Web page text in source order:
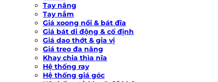
Tay nâng
Tay nắm
Giá xoong nồi & bát đĩa
Giá bát di động & cố định
Giá dao thớt & gia vị
Giá treo đa năng
Khay chia thìa nĩa
Hệ thống ray
Hệ thống giá góc